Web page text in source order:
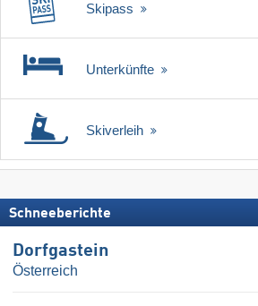
Skipass
Unterkünfte
Skiverleih
Schneeberichte
Dorfgastein
Österreich